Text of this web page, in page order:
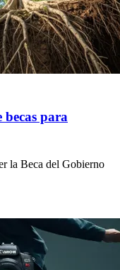
becas para
la Beca del Gobierno